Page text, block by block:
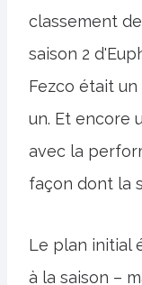
classement
saison 2
Fezco était
un. Et encore
avec la
façon dont la
Le plan initial
à la saison –